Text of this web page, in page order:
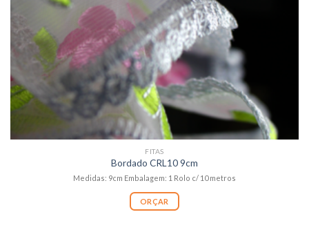
FITAS
Bordado CRL10 9cm
Medidas: 9cm Embalagem: 1 Rolo c/ 10 metros
ORÇAR